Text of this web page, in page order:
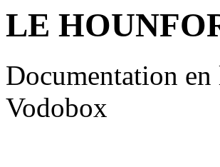
LE
Documentation
Vodobox